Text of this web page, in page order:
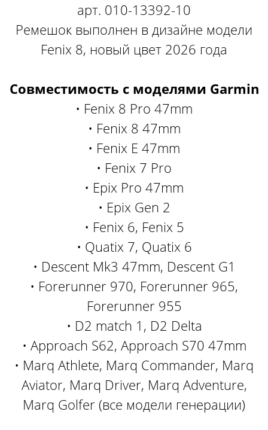
арт. 010-13392-10
Ремешок выполнен в дизайне модели
Fenix 8, новый цвет 2026 года
Совместимость с моделями Garmin​
• Fenix 8 Pro 47mm
• Fenix 8 47mm
• Fenix E 47mm
• Fenix 7 Pro
• Epix Pro 47mm
• Epix Gen 2
• Fenix 6, Fenix 5
• Quatix 7, Quatix 6
• Descent Mk3 47mm, Descent G1
• Forerunner 970, Forerunner 965,
Forerunner 955
• D2 match 1, D2 Delta
• Approach S62, Approach S70 47mm
• Marq Athlete, Marq Commander, Marq
Aviator, Marq Driver, Marq Adventure,
Marq Golfer (все модели генерации)